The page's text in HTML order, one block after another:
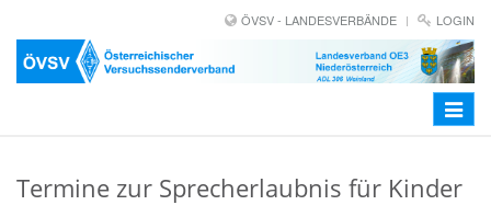
ÖVSV - LANDESVERBÄNDE LOGIN
Toggle
Termine zur Sprecherlaubnis für Kinder